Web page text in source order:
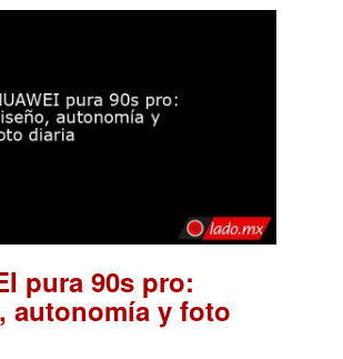
pura 90s pro:
autonomía y foto